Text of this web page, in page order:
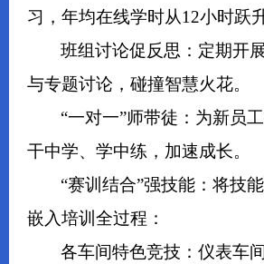
习，年均在线学时从12小时跃
班组讨论促反思：定期开
与专题讨论，碰撞智慧火花。
“一对一”师带徒：为新员
干中学、学中练，加速成长。
“赛训结合”强技能：将技
嵌入培训全过程：
各车间特色竞技：仪表车